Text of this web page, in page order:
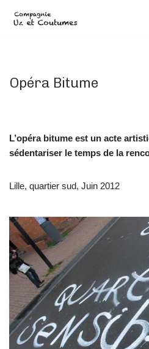
Opéra Bitume
L’opéra bitume est un acte
sédentariser le temps de la
Lille, quartier sud, Juin 2012